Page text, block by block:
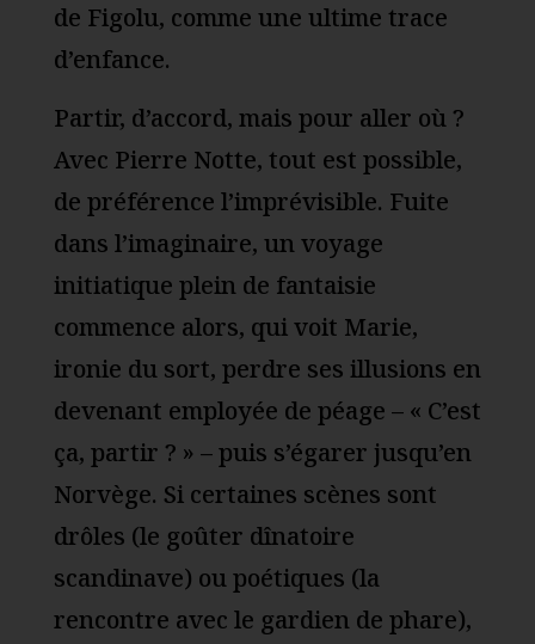
de Figolu, comme une ultime trace
d’enfance.
Partir, d’accord, mais pour aller où ?
Avec Pierre Notte, tout est possible,
de préférence l’imprévisible. Fuite
dans l’imaginaire, un voyage
initiatique plein de fantaisie
commence alors, qui voit Marie,
ironie du sort, perdre ses illusions en
devenant employée de péage – « C’est
ça, partir ? » – puis s’égarer jusqu’en
Norvège. Si certaines scènes sont
drôles (le goûter dînatoire
scandinave) ou poétiques (la
rencontre avec le gardien de phare),